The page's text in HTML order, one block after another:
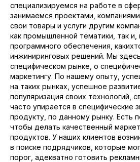
специализируемся на работе в
занимаемся проектами,
свои товары и услуги другим
как промышленной тематики, так и,
программного обеспечения,
инжиниринговых решений. Мы
специфическом рынке, о
маркетингу. По нашему опыту,
на таких рынках, успешное
популяризация своих технологий,
часто упирается в специфические
продукту, по данному рынку. Есть
чтобы делать качественный
продуктов. У наших клиентов
в поиске подрядчиков, которые
порог, адекватно готовить